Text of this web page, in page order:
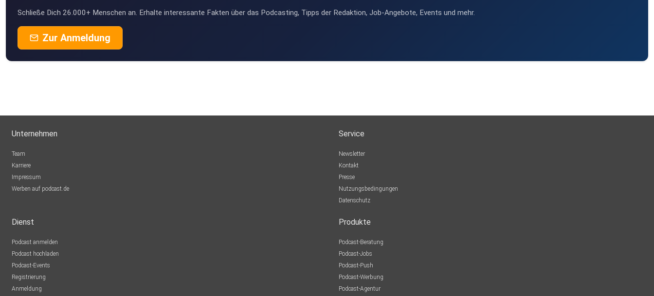
Schließe Dich 26.000+ Menschen an. Erhalte interessante Fakten über das Podcasting, Tipps der Redaktion, Job-Angebote, Events und mehr.
Zur Anmeldung
Unternehmen
Team
Karriere
Impressum
Werben auf podcast.de
Service
Newsletter
Kontakt
Presse
Nutzungsbedingungen
Datenschutz
Dienst
Podcast anmelden
Podcast hochladen
Podcast-Events
Registrierung
Anmeldung
Produkte
Podcast-Beratung
Podcast-Jobs
Podcast-Push
Podcast-Werbung
Podcast-Agentur